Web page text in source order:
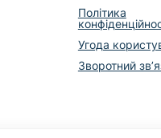
Політика
Угода
Зворотний